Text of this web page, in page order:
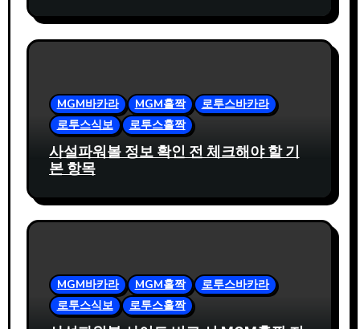
MGM바카라 MGM홀짝
로투스바카라
로투스식보
로투스홀짝
사설파워볼 정보 확인 전 체크해야 할 기
본 항목
MGM바카라 MGM홀짝
로투스바카라
로투스식보
로투스홀짝